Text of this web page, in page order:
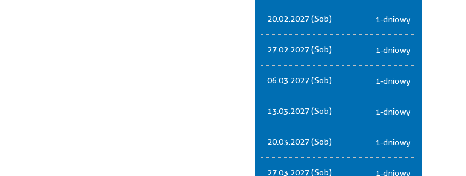
20.02.2027 (Sob) 1-dniowy
27.02.2027 (Sob) 1-dniowy
06.03.2027 (Sob) 1-dniowy
13.03.2027 (Sob) 1-dniowy
20.03.2027 (Sob) 1-dniowy
27.03.2027 (Sob) 1-dniowy